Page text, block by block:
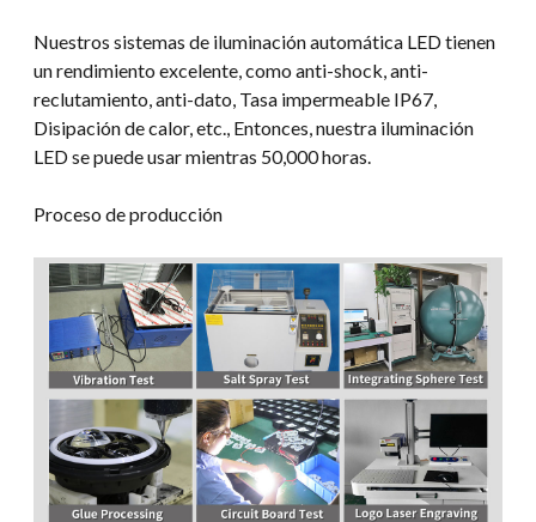
Nuestros sistemas de iluminación automática LED tienen
un rendimiento excelente, como anti-shock, anti-
reclutamiento, anti-dato, Tasa impermeable IP67,
Disipación de calor, etc., Entonces, nuestra iluminación
LED se puede usar mientras 50,000 horas.
Proceso de producción